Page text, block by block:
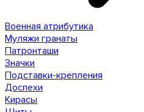
Военная атрибутика
Муляжи гранаты
Патронташи
Значки
Подставки-крепления
Доспехи
Кирасы